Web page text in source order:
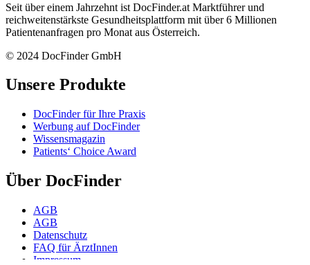
Seit über einem Jahrzehnt ist DocFinder.at Marktführer und
reichweitenstärkste Gesundheitsplattform mit über 6 Millionen
Patientenanfragen pro Monat aus Österreich.
© 2024 DocFinder GmbH
Unsere Produkte
DocFinder für Ihre Praxis
Werbung auf DocFinder
Wissensmagazin
Patients‘ Choice Award
Über DocFinder
AGB
AGB
Datenschutz
FAQ für ÄrztInnen
Impressum